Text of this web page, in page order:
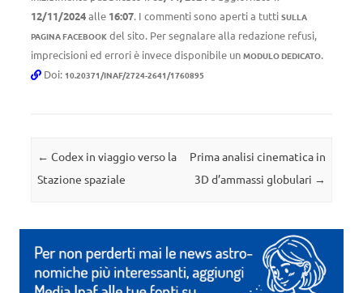
12/11/2024alle 16:07. I commenti sono aperti a tutti SULLA
PAGINA FACEBOOK del sito. Per segnalare alla redazione refusi,
imprecisioni ed errori è invece disponibile un MODULO DEDICATO.
Doi: 10.20371/INAF/2724-2641/1760895
Navigazione articolo
← Codex in viaggio verso la
Stazione spaziale
Prima analisi cinematica in
3D d’ammassi globulari →